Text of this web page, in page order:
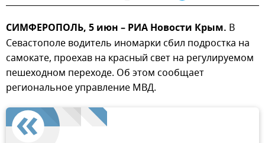
СИМФЕРОПОЛЬ, 5 июн – РИА Новости Крым. В
Севастополе водитель иномарки сбил подростка на
самокате, проехав на красный свет на регулируемом
пешеходном переходе. Об этом сообщает
региональное управление МВД.